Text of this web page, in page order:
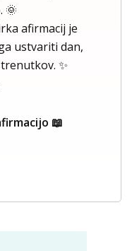
🌞
afirmacij je
ustvariti dan,
✨
📖